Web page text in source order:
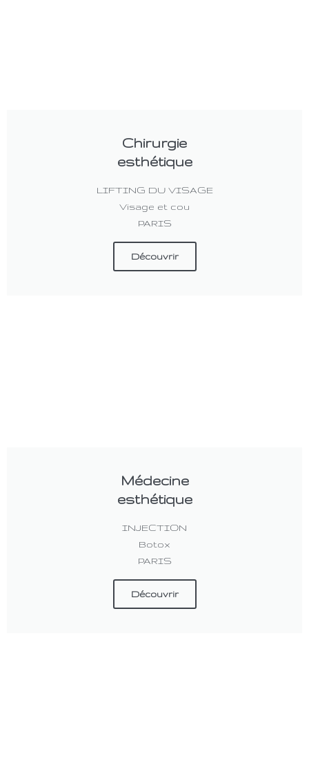
Chirurgie
esthétique
LIFTING DU VISAGE
Visage et cou
PARIS
Découvrir
Médecine
esthétique
INJECTION
Botox
PARIS
Découvrir